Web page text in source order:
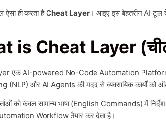
ऐसा ही करता हैCheat Layer । आइए इस बेहतरीन AI टूल
is Cheat Layer
एक AI-powered No-Code Automation
(NLP) और AI Agents की मदद से व्यवसायिक कार्यों को
को केवल सामान्य भाषा (English Commands) में
Workflow तैयार कर देता है।